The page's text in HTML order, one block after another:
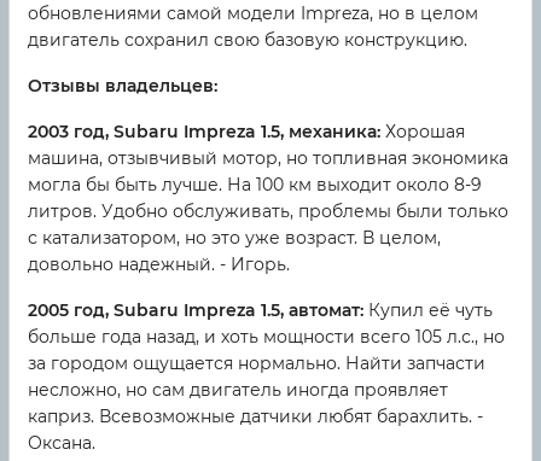
обновлениями самой модели Impreza, но в целом
двигатель сохранил свою базовую конструкцию.
Отзывы владельцев:
2003 год, Subaru Impreza 1.5, механика: Хорошая
машина, отзывчивый мотор, но топливная экономика
могла бы быть лучше. На 100 км выходит около 8-9
литров. Удобно обслуживать, проблемы были только
с катализатором, но это уже возраст. В целом,
довольно надежный. - Игорь.
2005 год, Subaru Impreza 1.5, автомат: Купил её чуть
больше года назад, и хоть мощности всего 105 л.с., но
за городом ощущается нормально. Найти запчасти
несложно, но сам двигатель иногда проявляет
каприз. Всевозможные датчики любят барахлить. -
Оксана.